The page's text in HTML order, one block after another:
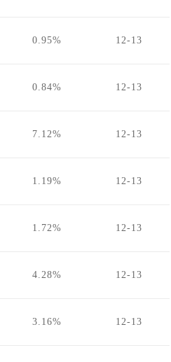
0.95% 12-13
0.84% 12-13
7.12% 12-13
1.19% 12-13
1.72% 12-13
4.28% 12-13
3.16% 12-13